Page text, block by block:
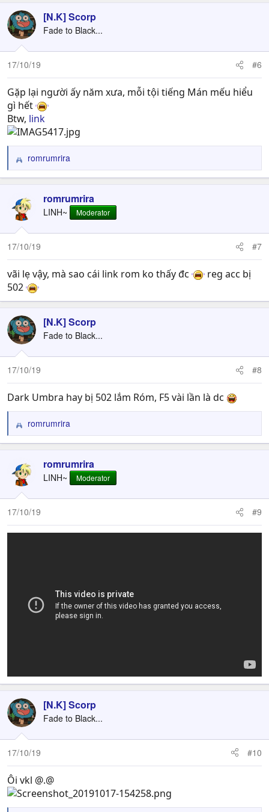
c
t
i
o
n
[N.K] Scorp
Fade to Black...
17/10/19 #6
Gặp lại người ấy năm xưa, mỗi tội tiếng Mán mếu hiểu
gì hết
Btw, link
R
e
t
i
o
n
romrumrira
romrumrira
LINH~ Moderator
17/10/19 #7
vãi lẹ vậy, mà sao cái link rom ko thấy đc
reg acc bị
502
[N.K] Scorp
Fade to Black...
17/10/19 #8
Dark Umbra hay bị 502 lắm Róm, F5 vài lần là dc
R
e
t
i
o
n
:
romrumrira
romrumrira
LINH~ Moderator
17/10/19 #9
[N.K] Scorp
Fade to Black...
17/10/19 #10
Ôi vkl @.@